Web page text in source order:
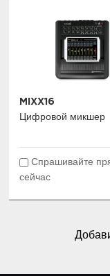
MIXX16
Цифровой микшер
Спрашивайте
сейчас